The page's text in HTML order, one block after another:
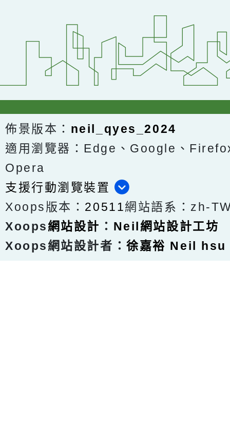
佈景版本： neil_qyes_2024
適用瀏覽器：Edge、Google、
Opera
支援行動瀏覽裝置
Xoops版本： 20511網站語系：zh-
Xoops網站設計 ： Neil網站設計工坊
Xoops網站設計者：徐嘉裕 Neil hsu